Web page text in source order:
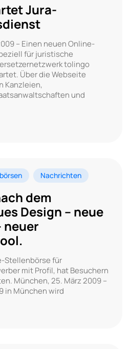
Jura-
– Einen neuen Online-
für juristische
tolingo
Über die Webseite
Kanzleien,
und
Nachrichten
dem
Design – neue
neuer
Stellenbörse für
mit Profil, hat Besuchern
München, 25. März 2009 –
in München wird